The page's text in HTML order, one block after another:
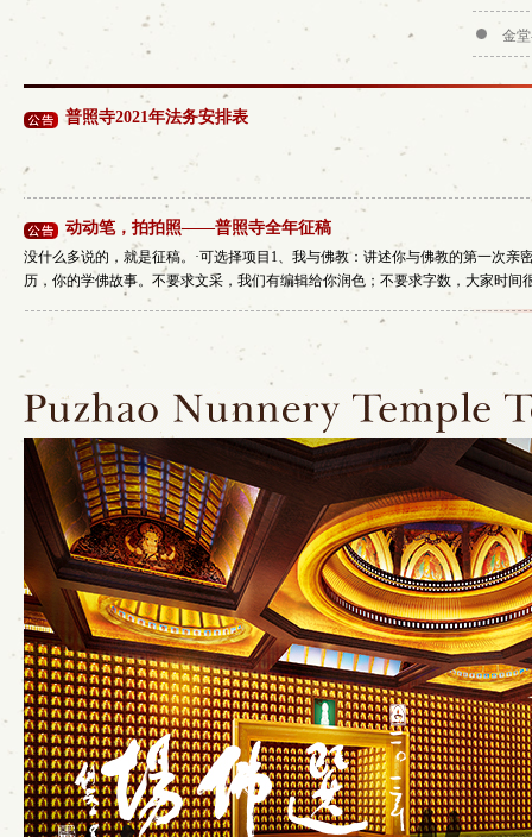
金
普照寺2021年法务安排表
动动笔，拍拍照——普照寺全年征稿
没什么多说的，就是征稿。·可选择项目1、我与佛教：讲述你与佛教的第一次亲
历，你的学佛故事。不要求文采，我们有编辑给你润色；不要求字数，大家时间